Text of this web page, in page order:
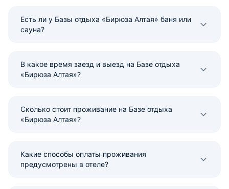
Есть ли у Базы отдыха «Бирюза Алтая» баня или
сауна?
В какое время заезд и выезд на Базе отдыха
«Бирюза Алтая»?
Сколько стоит проживание на Базе отдыха
«Бирюза Алтая»?
Какие способы оплаты проживания
предусмотрены в отеле?